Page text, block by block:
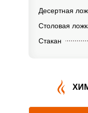
Десертная
Столовая
Стакан